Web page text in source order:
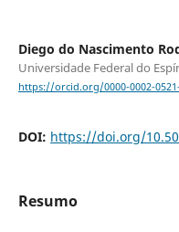
Diego do Nascimento
Universidade Federal do
https://orcid.org/0000-0002-
DOI: https://doi.org/
Resumo